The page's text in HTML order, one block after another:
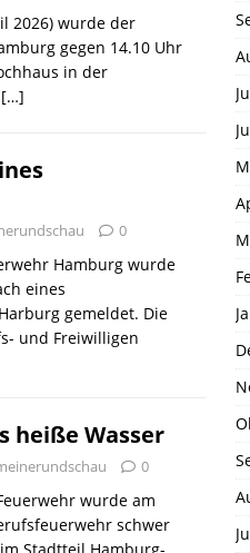
2026) wurde der
gegen 14.10 Uhr
in der
[…]
0
Hamburg wurde
eines
gemeldet. Die
und Freiwilligen
heiße Wasser
0
wurde am
schwer